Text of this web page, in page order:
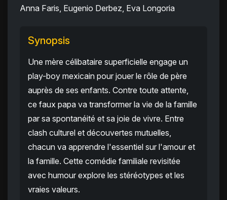
Anna Faris, Eugenio Derbez, Eva Longoria
Synopsis
Une mère célibataire superficielle engage un
play-boy mexicain pour jouer le rôle de père
auprès de ses enfants. Contre toute attente,
ce faux papa va transformer la vie de la famille
par sa spontanéité et sa joie de vivre. Entre
clash culturel et découvertes mutuelles,
chacun va apprendre l'essentiel sur l'amour et
la famille. Cette comédie familiale revisitée
avec humour explore les stéréotypes et les
vraies valeurs.